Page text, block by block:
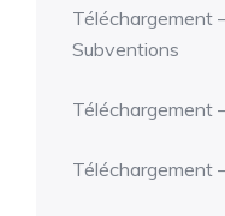
Téléchargement
Subventions
Téléchargement
Téléchargement